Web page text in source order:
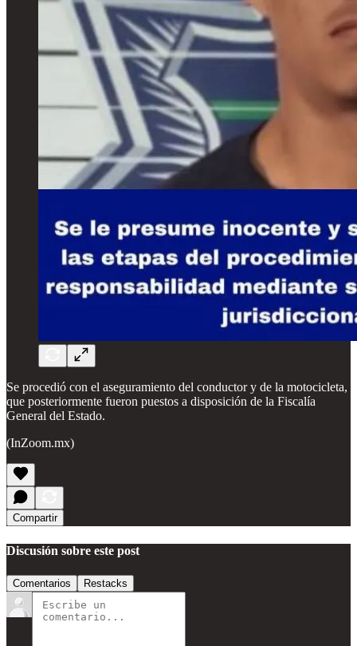
Se procedió con el aseguramiento del conductor y de la motocicleta,
que posteriormente fueron puestos a disposición de la Fiscalía
General del Estado.
(InZoom.mx)
Compartir
Discusión sobre este post
Comentarios Restacks